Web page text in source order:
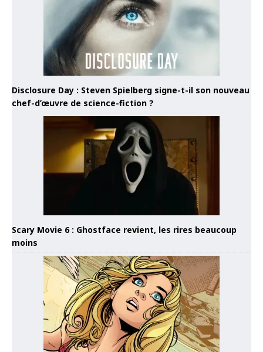
Disclosure Day : Steven Spielberg signe-t-il son nouveau
chef-d’œuvre de science-fiction ?
Scary Movie 6 : Ghostface revient, les rires beaucoup
moins